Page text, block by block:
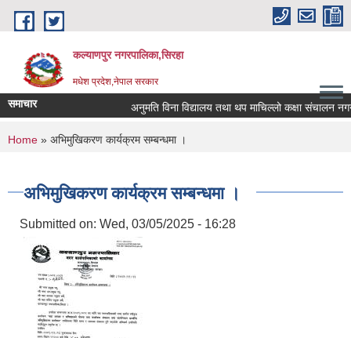
Skip to main content
कल्याणपुर नगरपालिका,सिरहा
मधेश प्रदेश,नेपाल सरकार
समाचार अनुमति विना विद्यालय तथा थप माचिल्लो कक्षा संचालन नगर्न
You are here
Home » अभिमुखिकरण कार्यक्रम सम्बन्धमा ।
अभिमुखिकरण कार्यक्रम सम्बन्धमा ।
Submitted on: Wed, 03/05/2025 - 16:28